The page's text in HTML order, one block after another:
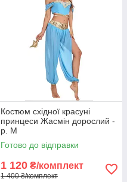
Костюм східної красуні
принцеси Жасмін дорослий -
р. M
Готово до відправки
1 120 ₴/комплект
1 400 ₴/комплект